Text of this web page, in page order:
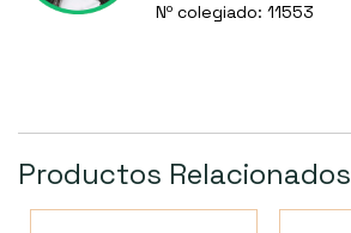
Nº colegiado: 11553
Productos Relacionados